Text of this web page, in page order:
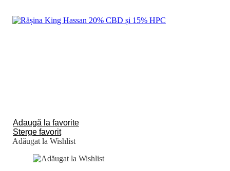
Adaugă la favorite
Sterge favorit
Adăugat la Wishlist